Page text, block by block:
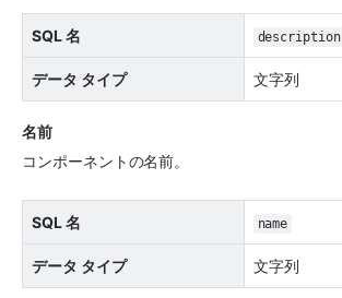
SQL 名 description
データ タイプ 文字列
名前
コンポーネントの名前。
SQL 名 name
データ タイプ 文字列